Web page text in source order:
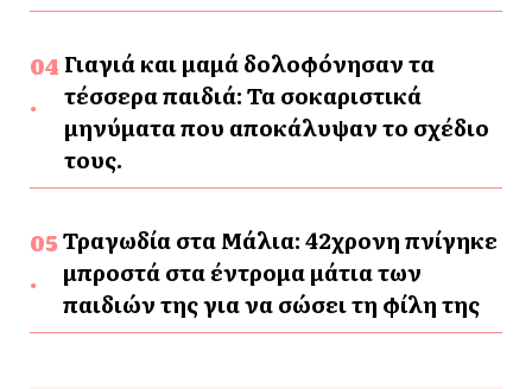
Γιαγιά και μαμά δολοφόνησαν τα
τέσσερα παιδιά: Τα σοκαριστικά
μηνύματα που αποκάλυψαν το σχέδιο
τους.
Τραγωδία στα Μάλια: 42χρονη πνίγηκε
μπροστά στα έντρομα μάτια των
παιδιών της για να σώσει τη φίλη της